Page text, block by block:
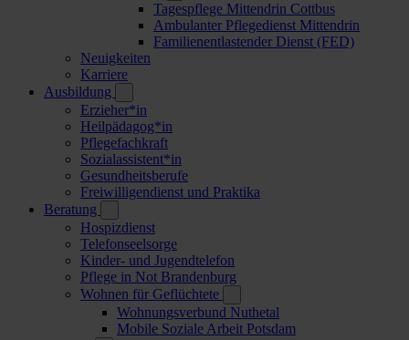
Tagespflege Mittendrin Cottbus
Ambulanter Pflegedienst Mittendrin
Familienentlastender Dienst (FED)
Neuigkeiten
Karriere
Ausbildung
Erzieher*in
Heilpädagog*in
Pflegefachkraft
Sozialassistent*in
Gesundheitsberufe
Freiwilligendienst und Praktika
Beratung
Hospizdienst
Telefonseelsorge
Kinder- und Jugendtelefon
Pflege in Not Brandenburg
Wohnen für Geflüchtete
Wohnungsverbund Nuthetal
Mobile Soziale Arbeit Potsdam